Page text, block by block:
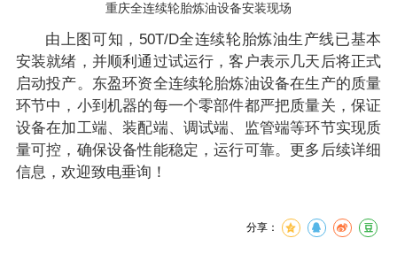
重庆全连续轮胎炼油设备安装现场
由上图可知，50T/D全连续轮胎炼油生产线已基本
安装就绪，并顺利通过试运行，客户表示几天后将正式
启动投产。东盈环资全连续轮胎炼油设备在生产的质量
环节中，小到机器的每一个零部件都严把质量关，保证
设备在加工端、装配端、调试端、监管端等环节实现质
量可控，确保设备性能稳定，运行可靠。更多后续详细
信息，欢迎致电垂询！
分享：